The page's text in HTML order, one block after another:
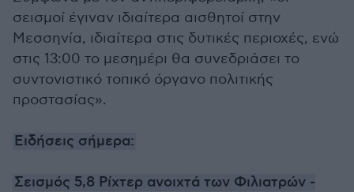
σεισμοί έγιναν ιδιαίτερα αισθητοί στην
Μεσσηνία, ιδιαίτερα στις δυτικές περιοχές, ενώ
στις 13:00 το μεσημέρι θα συνεδριάσει το
συντονιστικό τοπικό όργανο πολιτικής
προστασίας».
Ειδήσεις σήμερα:
Σεισμός 5,8 Ρίχτερ ανοιχτά των Φιλιατρών -